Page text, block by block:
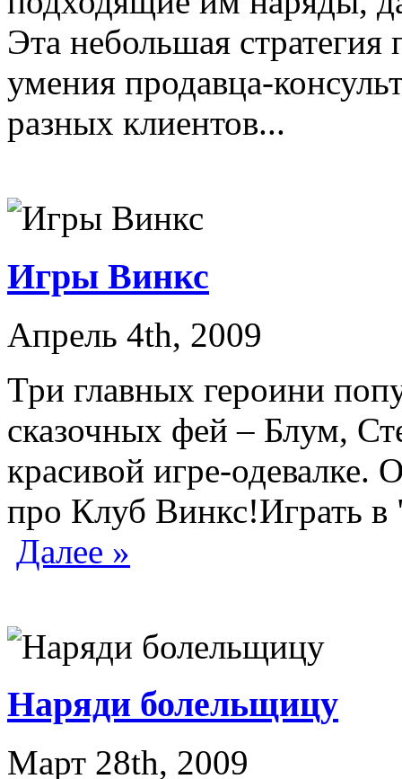
Эта небольшая
умения продавца-
разных клиентов...
Игры Винкс
Апрель 4th, 2009
Три главных героини
сказочных фей – Блум,
красивой игре-одевалке.
про Клуб Винкс!Играть
Далее »
Наряди болельщицу
Март 28th, 2009